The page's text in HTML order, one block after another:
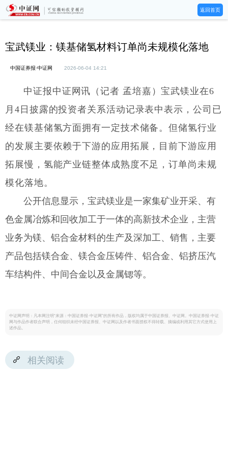
返回首页
宝武镁业：镁基储氢材料订单尚未规模化落地
中国证券报·中证网 2026-06-04 14:21
中证报中证网讯（记者 孟培嘉）宝武镁业在6
月4日披露的投资者关系活动记录表中表示，公司已
经在镁基储氢方面拥有一定技术储备。但储氢行业
的发展主要依赖于下游的应用拓展，目前下游应用
拓展慢，氢能产业链整体成熟度不足，订单尚未规
模化落地。
公开信息显示，宝武镁业是一家集矿业开采、有
色金属冶炼和回收加工于一体的高新技术企业，主营
业务为镁、铝合金材料的生产及深加工、销售，主要
产品包括镁合金、镁合金压铸件、铝合金、铝挤压汽
车结构件、中间合金以及金属锶等。
中证网声明：凡本网注明“来源：中国证券报·中证网”的所有作品，版权均属于中国证券报、中证网。中国证券报·中证
网与作品作者联合声明，任何组织未经中国证券报、中证网以及作者书面授权不得转载、摘编或利用其它方式使用上
述作品。
相关阅读